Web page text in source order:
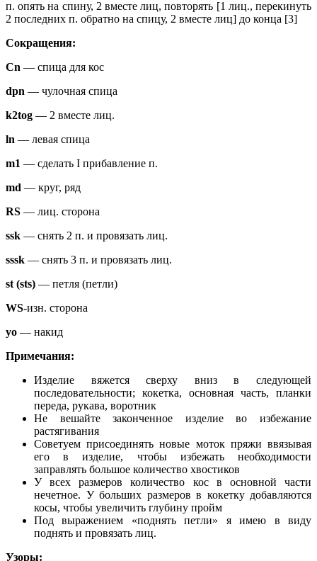
п. опять на спину, 2 вместе лиц, повторять [1 лиц., перекинуть
2 последних п. обратно на спицу, 2 вместе лиц] до конца [3]
Сокращения:
Сn — спица для кос
dpn — чулочная спица
k2tog — 2 вместе лиц.
ln — левая спица
m1 — сделать I прибавление п.
md — круг, ряд
RS — лиц. сторона
ssk — снять 2 п. и провязать лиц.
sssk — снять 3 п. и провязать лиц.
st (sts) — петля (петли)
WS-изн. сторона
yo — накид
Примечания:
Изделие вяжется сверху вниз в следующей
последовательности; кокетка, основная часть, планки
переда, рукава, воротник
Не вешайте законченное изделие во избежание
растягивания
Советуем присоединять новые моток пряжи ввязывая
его в изделие, чтобы избежать необходимости
заправлять большое количество хвостиков
У всех размеров количество кос в основной части
нечетное. У больших размеров в кокетку добавляются
косы, чтобы увеличить глубину пройм
Под выражением «поднять петли» я имею в виду
поднять и провязать лиц.
Узоры: